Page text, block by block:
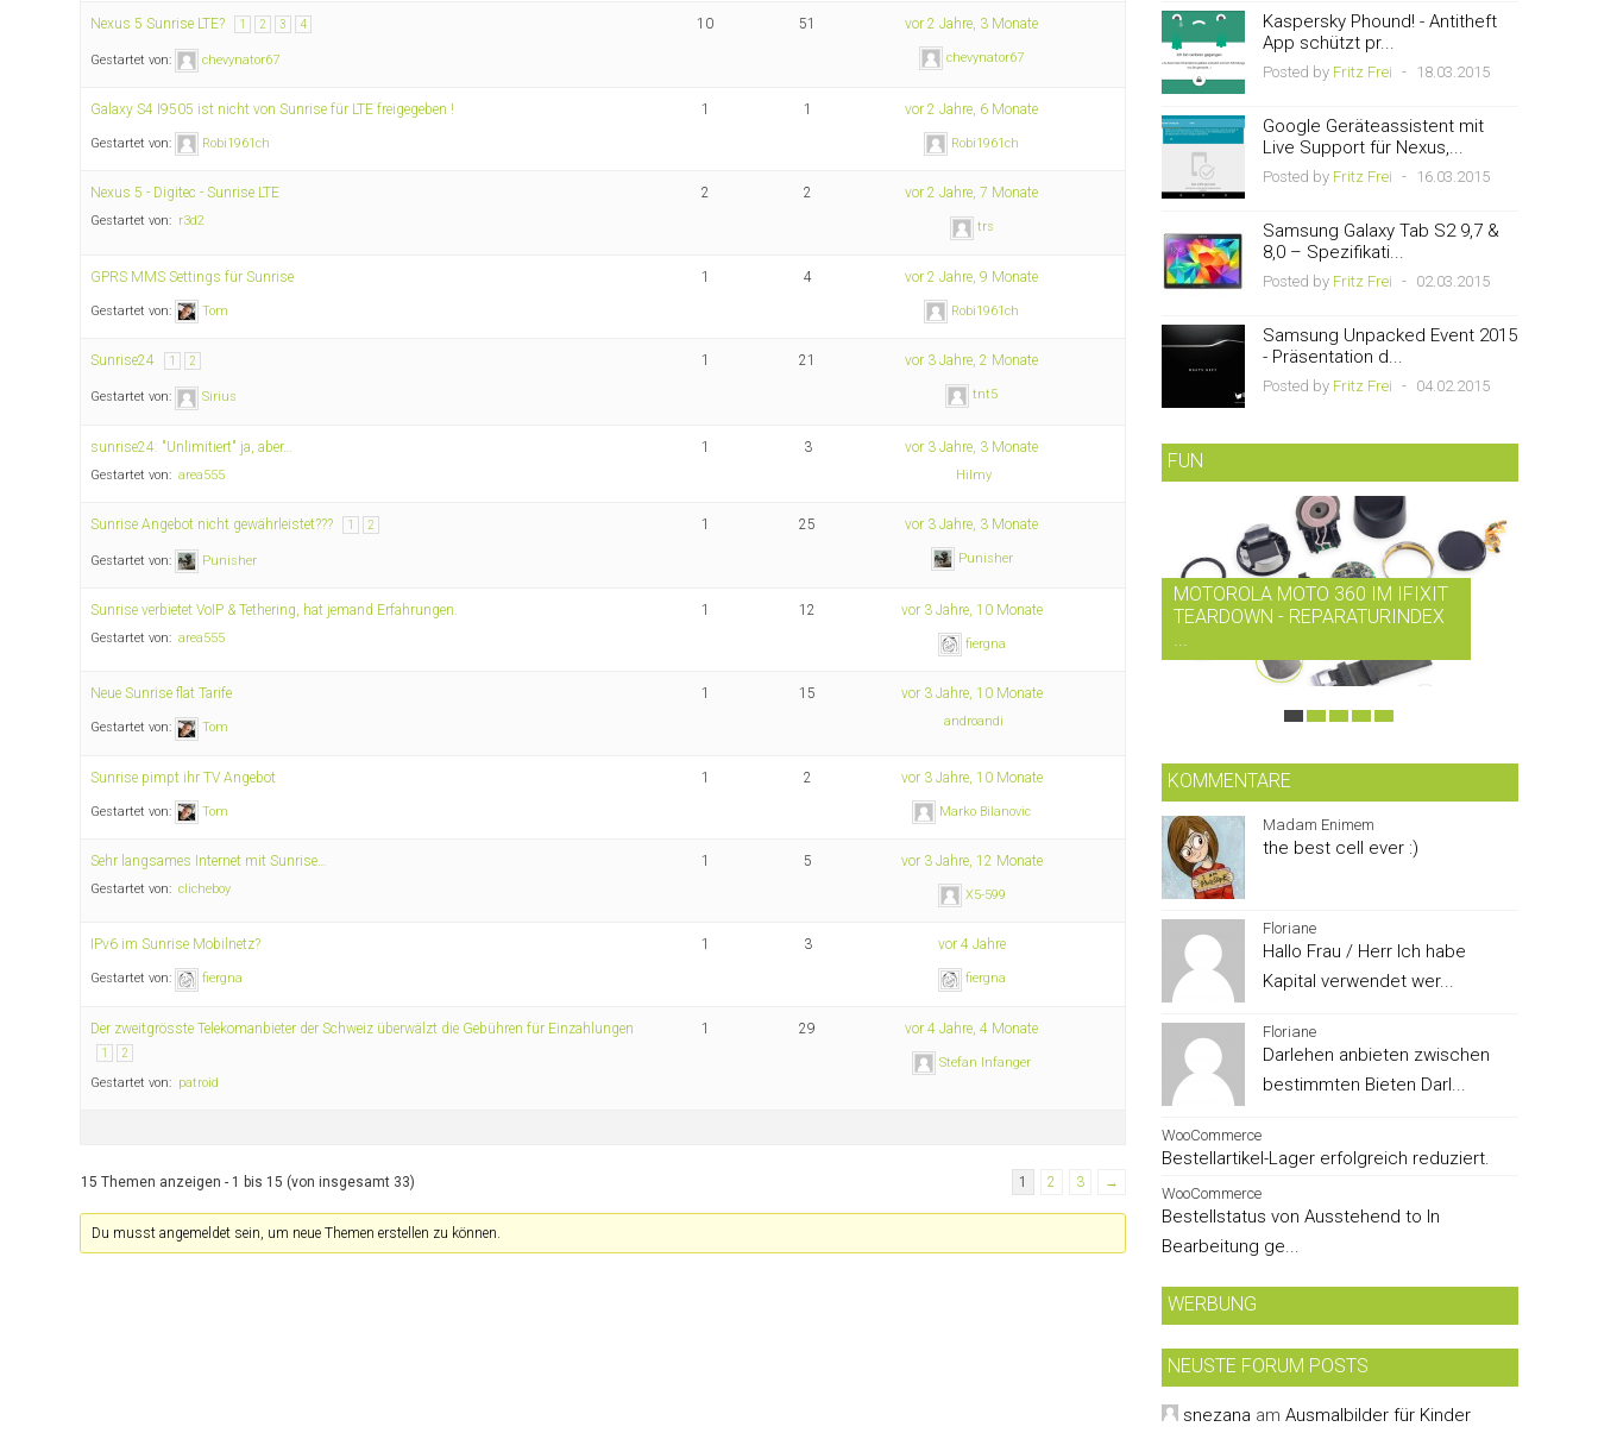
Nexus 5 Sunrise LTE? 1 2 3 4
Gestartet von: chevynator67
10 51 vor 2 Jahre, 3 Monate
chevynator67
Galaxy S4 I9505 ist nicht von Sunrise für LTE freigegeben !
Gestartet von: Robi1961ch
1 1 vor 2 Jahre, 6 Monate
Robi1961ch
Nexus 5 - Digitec - Sunrise LTE
Gestartet von: r3d2
2 2 vor 2 Jahre, 7 Monate
trs
GPRS MMS Settings für Sunrise
Gestartet von: Tom
1 4 vor 2 Jahre, 9 Monate
Robi1961ch
Sunrise24 1 2
Gestartet von: Sirius
1 21 vor 3 Jahre, 2 Monate
tnt5
sunrise24: "Unlimitiert" ja, aber…
Gestartet von: area555
1 3 vor 3 Jahre, 3 Monate
Hilmy
Sunrise Angebot nicht gewährleistet??? 1 2
Gestartet von: Punisher
1 25 vor 3 Jahre, 3 Monate
Punisher
Sunrise verbietet VoIP & Tethering, hat jemand Erfahrungen.
Gestartet von: area555
1 12 vor 3 Jahre, 10 Monate
fiergna
Neue Sunrise flat Tarife
Gestartet von: Tom
1 15 vor 3 Jahre, 10 Monate
androandi
Sunrise pimpt ihr TV Angebot
Gestartet von: Tom
1 2 vor 3 Jahre, 10 Monate
Marko Bilanovic
Sehr langsames Internet mit Sunrise…
Gestartet von: clicheboy
1 5 vor 3 Jahre, 12 Monate
X5-599
IPv6 im Sunrise Mobilnetz?
Gestartet von: fiergna
1 3 vor 4 Jahre
fiergna
Der zweitgrösste Telekomanbieter der Schweiz überwälzt die Gebühren für Einzahlungen
1 2
Gestartet von: patroid
1 29 vor 4 Jahre, 4 Monate
Stefan Infanger
15 Themen anzeigen - 1 bis 15 (von insgesamt 33) 1 2 3 →
Du musst angemeldet sein, um neue Themen erstellen zu können.
Kaspersky Phound! - Antitheft
App schützt pr...
Posted by Fritz Frei - 18.03.2015
Google Geräteassistent mit
Live Support für Nexus,...
Posted by Fritz Frei - 16.03.2015
Samsung Galaxy Tab S2 9,7 &
8,0 – Spezifikati...
Posted by Fritz Frei - 02.03.2015
Samsung Unpacked Event 2015
- Präsentation d...
Posted by Fritz Frei - 04.02.2015
FUN
MOTOROLA MOTO 360 IM IFIXIT
TEARDOWN - REPARATURINDEX
...
KOMMENTARE
Madam Enimem
the best cell ever :)
Floriane
Hallo Frau / Herr Ich habe
Kapital verwendet wer...
Floriane
Darlehen anbieten zwischen
bestimmten Bieten Darl...
WooCommerce
Bestellartikel-Lager erfolgreich reduziert.
WooCommerce
Bestellstatus von Ausstehend to In
Bearbeitung ge...
WERBUNG
NEUSTE FORUM POSTS
snezana am Ausmalbilder für Kinder